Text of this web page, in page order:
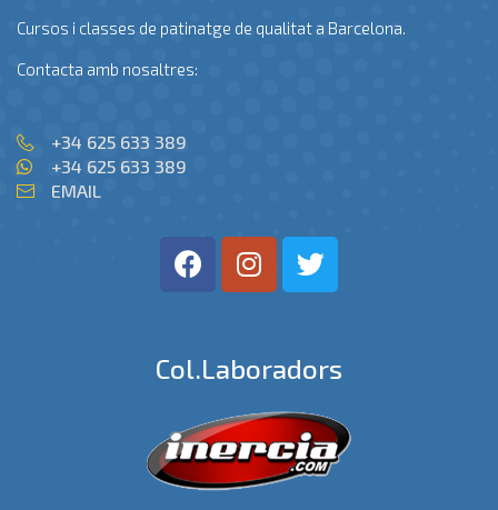
Cursos i classes de patinatge de qualitat a Barcelona.
Contacta amb nosaltres:
+34 625 633 389
+34 625 633 389
EMAIL
Col.laboradors